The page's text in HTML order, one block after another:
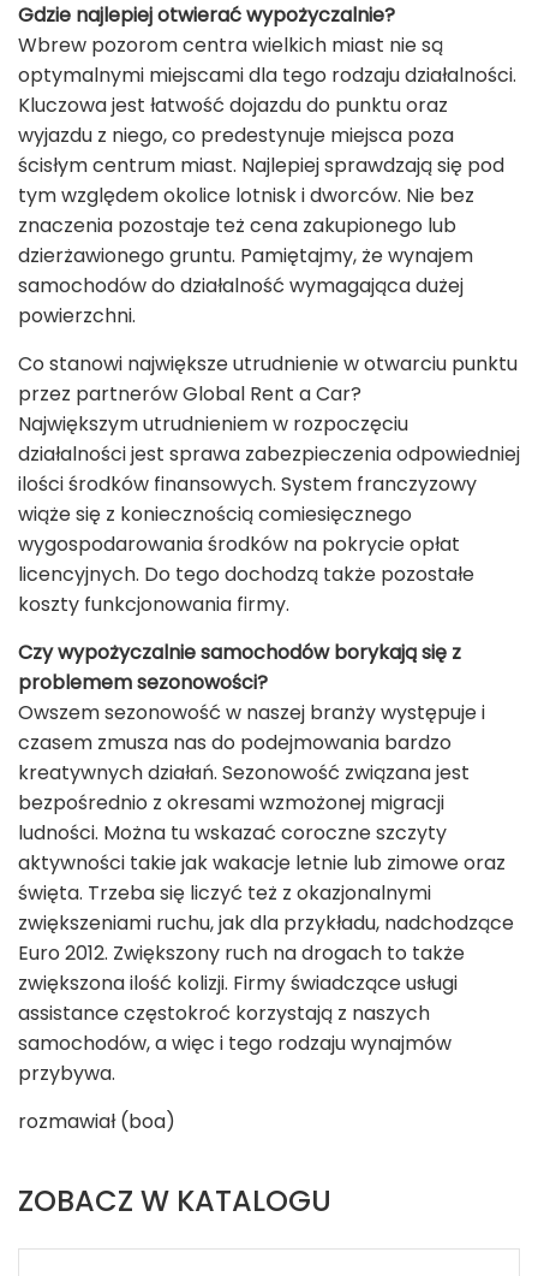
Gdzie najlepiej otwierać wypożyczalnie?
Wbrew pozorom centra wielkich miast nie są
optymalnymi miejscami dla tego rodzaju działalności.
Kluczowa jest łatwość dojazdu do punktu oraz
wyjazdu z niego, co predestynuje miejsca poza
ścisłym centrum miast. Najlepiej sprawdzają się pod
tym względem okolice lotnisk i dworców. Nie bez
znaczenia pozostaje też cena zakupionego lub
dzierżawionego gruntu. Pamiętajmy, że wynajem
samochodów do działalność wymagająca dużej
powierzchni.
Co stanowi największe utrudnienie w otwarciu punktu
przez partnerów Global Rent a Car?
Największym utrudnieniem w rozpoczęciu
działalności jest sprawa zabezpieczenia odpowiedniej
ilości środków finansowych. System franczyzowy
wiąże się z koniecznością comiesięcznego
wygospodarowania środków na pokrycie opłat
licencyjnych. Do tego dochodzą także pozostałe
koszty funkcjonowania firmy.
Czy wypożyczalnie samochodów borykają się z
problemem sezonowości?
Owszem sezonowość w naszej branży występuje i
czasem zmusza nas do podejmowania bardzo
kreatywnych działań. Sezonowość związana jest
bezpośrednio z okresami wzmożonej migracji
ludności. Można tu wskazać coroczne szczyty
aktywności takie jak wakacje letnie lub zimowe oraz
święta. Trzeba się liczyć też z okazjonalnymi
zwiększeniami ruchu, jak dla przykładu, nadchodzące
Euro 2012. Zwiększony ruch na drogach to także
zwiększona ilość kolizji. Firmy świadczące usługi
assistance częstokroć korzystają z naszych
samochodów, a więc i tego rodzaju wynajmów
przybywa.
rozmawiał (boa)
ZOBACZ W KATALOGU